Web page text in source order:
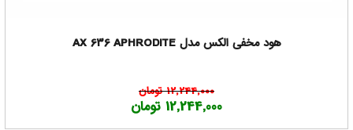
هود مخفی الکس مدل AX 636 APHRODITE
12,244,000 تومان
12,244,000 تومان